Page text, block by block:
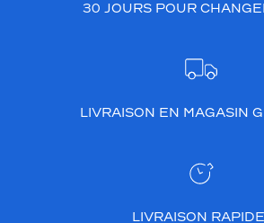
30 JOURS POUR
LIVRAISON EN MAGASIN
LIVRAISON